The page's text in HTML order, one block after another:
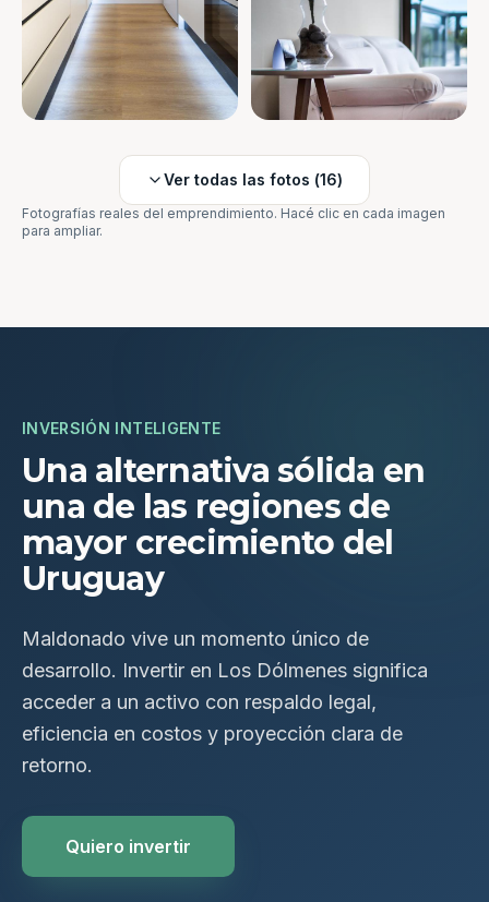
Ver todas las fotos (16)
Fotografías reales del emprendimiento. Hacé clic en cada imagen
para ampliar.
INVERSIÓN INTELIGENTE
Una alternativa sólida en
una de las regiones de
mayor crecimiento del
Uruguay
Maldonado vive un momento único de
desarrollo. Invertir en Los Dólmenes significa
acceder a un activo con respaldo legal,
eficiencia en costos y proyección clara de
retorno.
Quiero invertir